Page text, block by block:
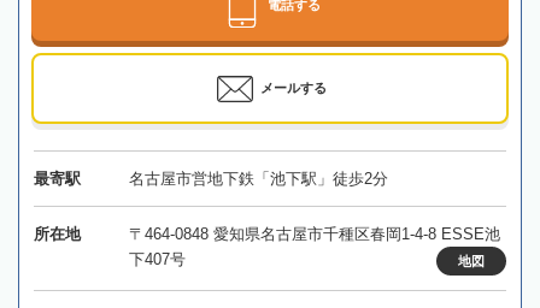
電話する
メールする
最寄駅 名古屋市営地下鉄「池下駅」徒歩2分
所在地
〒464-0848 愛知県名古屋市千種区春岡1-4-8 ESSE池
下407号
地図